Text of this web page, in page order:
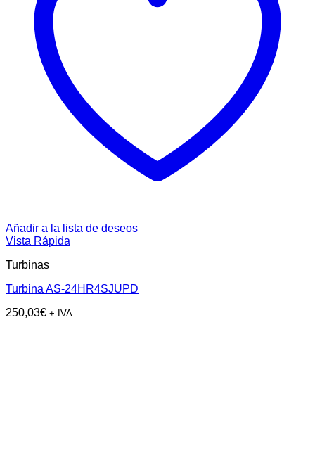
Añadir a la lista de deseos
Vista Rápida
Turbinas
Turbina AS-24HR4SJUPD
250,03€ + IVA